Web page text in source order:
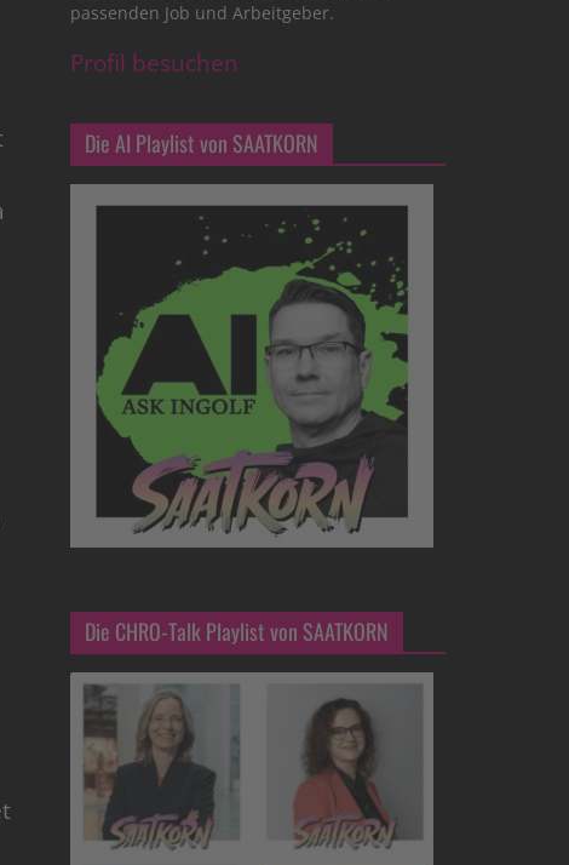
passenden Job und Arbeitgeber.
Profil besuchen
Die AI Playlist von SAATKORN
Die CHRO-Talk Playlist von SAATKORN